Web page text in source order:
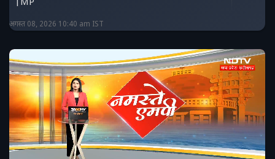
|MP
अगस्त 08, 2026 10:40 am IST